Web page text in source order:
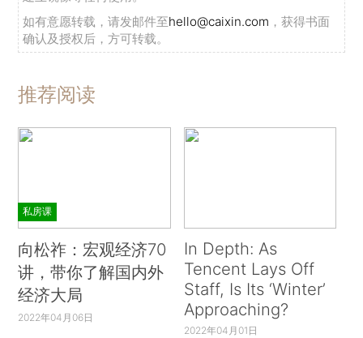
如有意愿转载，请发邮件至hello@caixin.com ，获得书面
确认及授权后，方可转载。
推荐阅读
私房课
向松祚：宏观经济70
讲，带你了解国内外
经济大局
2022年04月06日
In Depth: As
Tencent Lays Off
Staff, Is Its ‘Winter’
Approaching?
2022年04月01日